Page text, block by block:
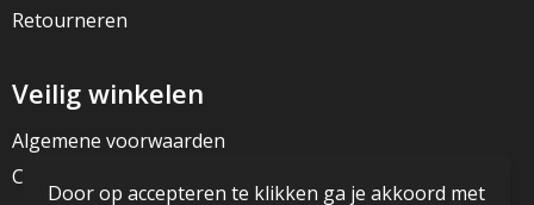
Retourneren
Veilig winkelen
Algemene voorwaarden
Cookieverklaring
Door op accepteren te klikken ga je akkoord met